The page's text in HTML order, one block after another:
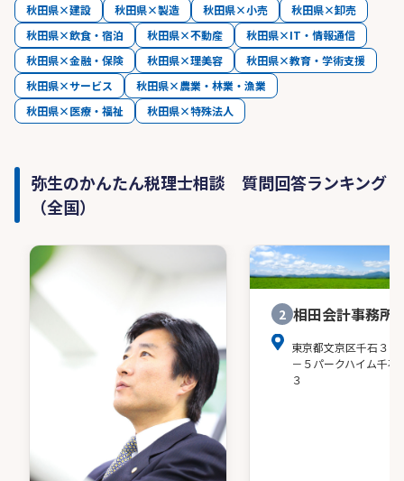
秋田県×建設 秋田県×製造 秋田県×小売
秋田県×卸売
秋田県×飲食・宿泊
秋田県×不動産
秋田県×IT・情報通信
秋田県×金融・保険
秋田県×理美容
秋田県×教育・学術支援
秋田県×サービス
秋田県×農業・林業・漁業
秋田県×医療・福祉
秋田県×特殊法人
弥生のかんたん税理士相談 質問回答ランキング
（全国）
2 相田会計事務所
東京都文京区千石３－
－５パークハイム千石
３